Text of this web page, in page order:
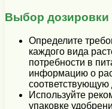
Выбор дозировки
Определите
каждого вида
потребности в
информацию о
соответствующую
Используйте
упаковке